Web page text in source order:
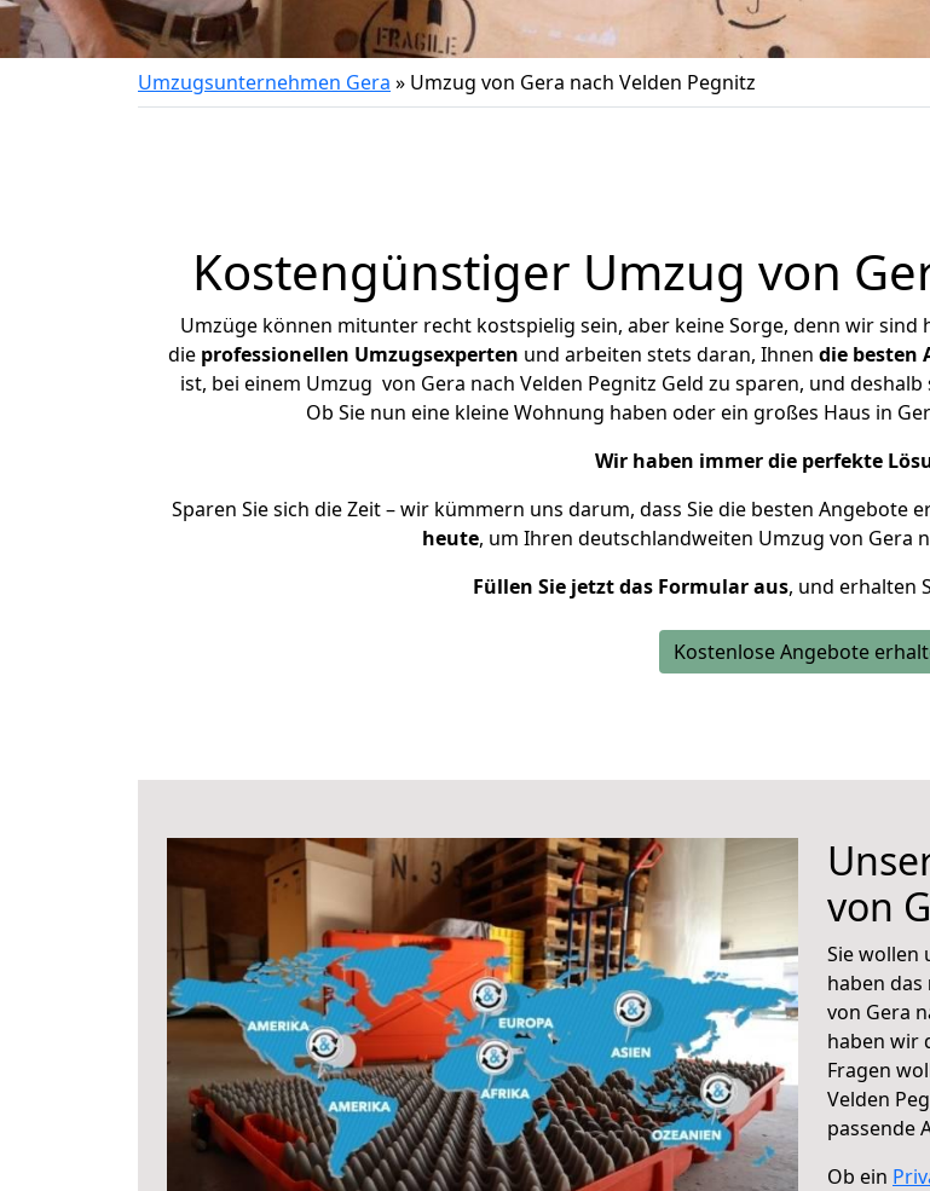
Umzugsunternehmen Gera » Umzug von Gera nach Velden Pegnitz
Kostengünstiger Umzug von
Umzüge können mitunter recht kostspielig sein, aber keine Sorge, denn wir sind
die professionellen Umzugsexperten und arbeiten stets daran, Ihnen die besten
ist, bei einem Umzug von Gera nach Velden Pegnitz Geld zu sparen, und
Ob Sie nun eine kleine Wohnung haben oder ein großes Haus in
Wir haben immer die perfekte
Sparen Sie sich die Zeit – wir kümmern uns darum, dass Sie die besten Angebote
heute, um Ihren deutschlandweiten Umzug von Gera
Füllen Sie jetzt das Formular aus, und erhalten
Kostenlose Angebote
von
Sie wollen
haben das
von Gera
haben wir
Fragen
Velden
passende
Ob ein